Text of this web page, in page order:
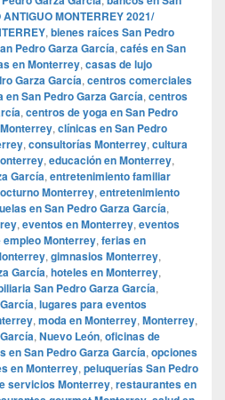
MONTERREY 2021/
, bienes raíces San Pedro
Pedro Garza García, cafés en San
en Monterrey, casas de lujo
Garza García, centros comerciales
en San Pedro Garza García, centros
, centros de yoga en San Pedro
, clínicas en San Pedro
, consultorías Monterrey, cultura
, educación en Monterrey,
García, entretenimiento familiar
Monterrey, entretenimiento
en San Pedro Garza García,
, eventos en Monterrey, eventos
empleo Monterrey, ferias en
, gimnasios Monterrey,
García, hoteles en Monterrey,
San Pedro Garza García,
, lugares para eventos
, moda en Monterrey, Monterrey,
, Nuevo León, oficinas de
en San Pedro Garza García, opciones
en Monterrey, peluquerías San Pedro
servicios Monterrey, restaurantes en